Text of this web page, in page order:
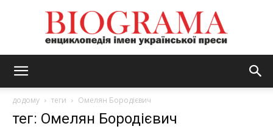
додому теги Омелян Бородієвич
тег: Омелян Бородієвич